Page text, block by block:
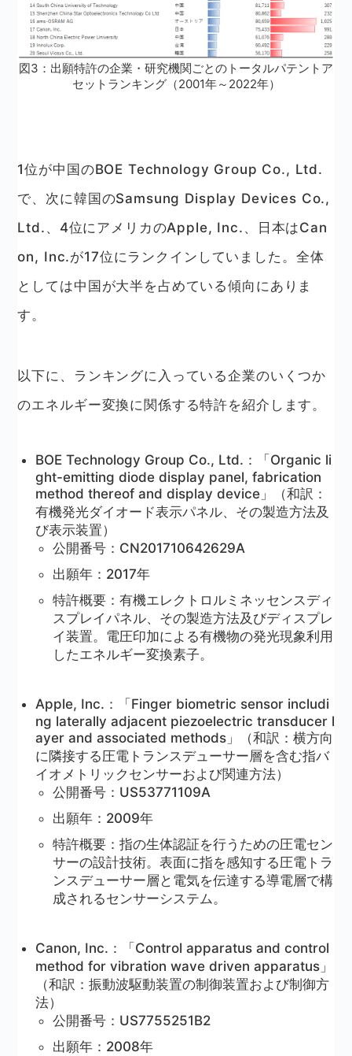
図3：出願特許の企業・研究機関ごとのトータルパテントア
セットランキング（2001年～2022年）
1位が中国のBOE Technology Group Co., Ltd.
で、次に韓国のSamsung Display Devices Co.,
Ltd.、4位にアメリカのApple, Inc.、日本はCan
on, Inc.が17位にランクインしていました。全体
としては中国が大半を占めている傾向にありま
す。
以下に、ランキングに入っている企業のいくつか
のエネルギー変換に関係する特許を紹介します。
BOE Technology Group Co., Ltd.：「Organic li
ght-emitting diode display panel, fabrication
method thereof and display device」（和訳：
有機発光ダイオード表示パネル、その製造方法及
び表示装置）
公開番号：CN201710642629A
出願年：2017年
特許概要：有機エレクトロルミネッセンスディ
スプレイパネル、その製造方法及びディスプレ
イ装置。電圧印加による有機物の発光現象利用
したエネルギー変換素子。
Apple, Inc.：「Finger biometric sensor includi
ng laterally adjacent piezoelectric transducer l
ayer and associated methods」（和訳：横方向
に隣接する圧電トランスデューサー層を含む指バ
イオメトリックセンサーおよび関連方法）
公開番号：US53771109A
出願年：2009年
特許概要：指の生体認証を行うための圧電セン
サーの設計技術。表面に指を感知する圧電トラ
ンスデューサー層と電気を伝達する導電層で構
成されるセンサーシステム。
Canon, Inc.：「Control apparatus and control
method for vibration wave driven apparatus」
（和訳：振動波駆動装置の制御装置および制御方
法）
公開番号：US7755251B2
出願年：2008年